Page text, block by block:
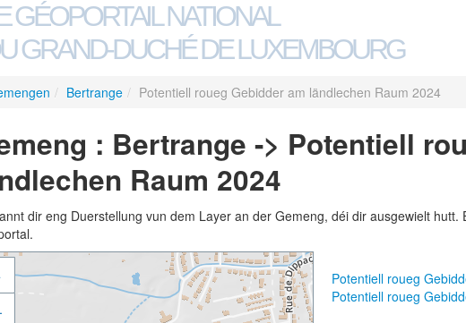
GÉOPORTAIL NATIONAL
GRAND-DUCHÉ DE LUXEMBOURG
/ Bertrange / Potentiell roueg Gebidder am ländlechen Raum 2024
: Bertrange -> Potentiell
Raum 2024
dir eng Duerstellung vun dem Layer an der Gemeng, déi dir ausgewielt
Potentiell roueg
Potentiell roueg